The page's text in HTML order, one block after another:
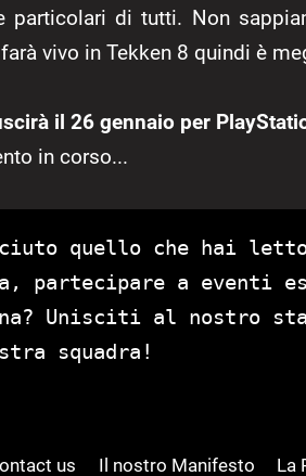
particolari di tutti. Non
vivo in Tekken 8 quindi è
il 26 gennaio per
in corso...
quello che hai
partecipare a eventi
Unisciti al nostro
squadra!
us Il nostro Manifesto La